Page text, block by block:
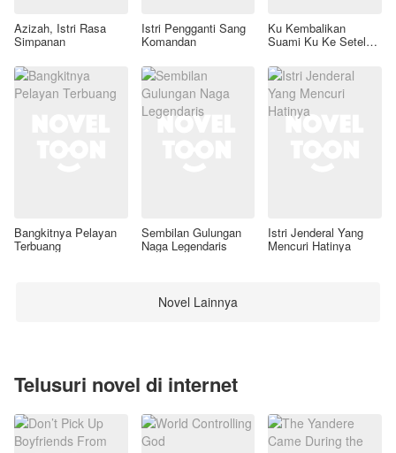
Azizah, Istri Rasa
Simpanan
Istri Pengganti Sang
Komandan
Ku Kembalikan
Suami Ku Ke Setelan
Bangkitnya Pelayan
Terbuang
Sembilan Gulungan
Naga Legendaris
Istri Jenderal Yang
Mencuri Hatinya
Novel Lainnya
Telusuri novel di internet